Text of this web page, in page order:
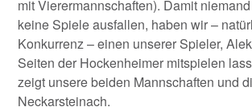
mit Vierermannschaften). Damit
keine Spiele ausfallen, haben wir –
Konkurrenz – einen unserer Spieler,
Seiten der Hockenheimer mitspielen
zeigt unsere beiden Mannschaften und
Neckarsteinach.